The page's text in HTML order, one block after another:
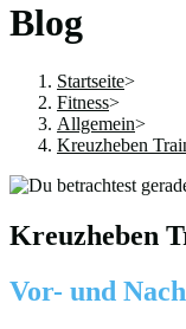
Blog
Startseite>
Fitness>
Allgemein>
Kreuzheben
Kreuzheben
Vor- und